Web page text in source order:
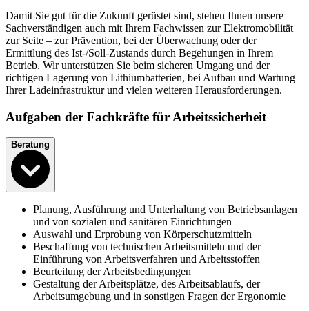
Damit Sie gut für die Zukunft gerüstet sind, stehen Ihnen unsere
Sachverständigen auch mit Ihrem Fachwissen zur Elektromobilität
zur Seite – zur Prävention, bei der Überwachung oder der
Ermittlung des Ist-/Soll-Zustands durch Begehungen in Ihrem
Betrieb. Wir unterstützen Sie beim sicheren Umgang und der
richtigen Lagerung von Lithiumbatterien, bei Aufbau und Wartung
Ihrer Ladeinfrastruktur und vielen weiteren Herausforderungen.
Aufgaben der Fachkräfte für Arbeitssicherheit
Beratung
Planung, Ausführung und Unterhaltung von Betriebsanlagen
und von sozialen und sanitären Einrichtungen
Auswahl und Erprobung von Körperschutzmitteln
Beschaffung von technischen Arbeitsmitteln und der
Einführung von Arbeitsverfahren und Arbeitsstoffen
Beurteilung der Arbeitsbedingungen
Gestaltung der Arbeitsplätze, des Arbeitsablaufs, der
Arbeitsumgebung und in sonstigen Fragen der Ergonomie